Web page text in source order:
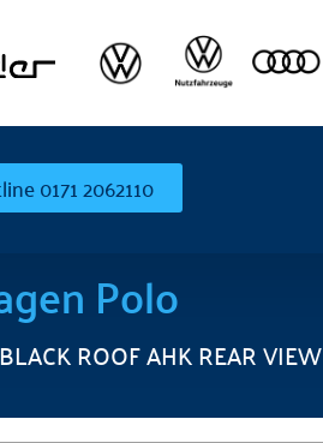
0171 2062110
Polo
ROOF AHK REAR VIEW